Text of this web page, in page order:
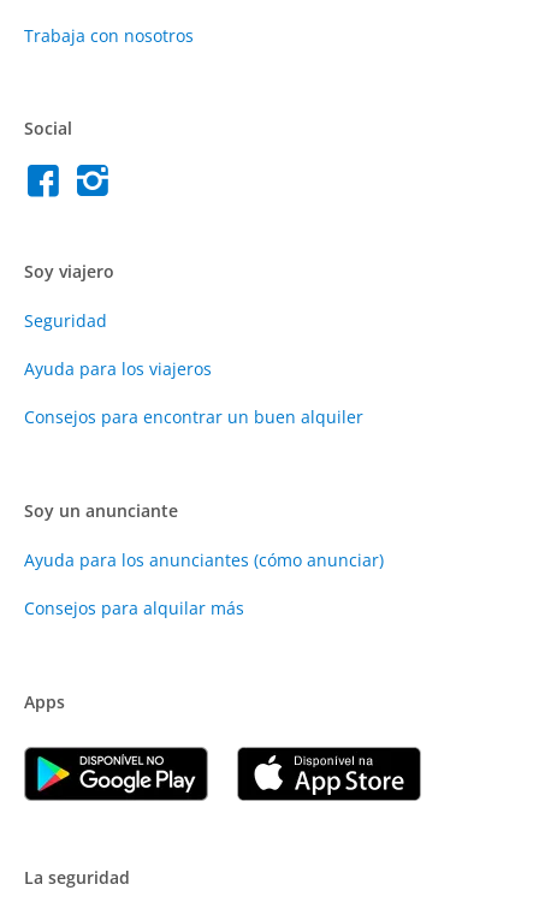
Trabaja con nosotros
Social
Soy viajero
Seguridad
Ayuda para los viajeros
Consejos para encontrar un buen alquiler
Soy un anunciante
Ayuda para los anunciantes (cómo anunciar)
Consejos para alquilar más
Apps
La seguridad